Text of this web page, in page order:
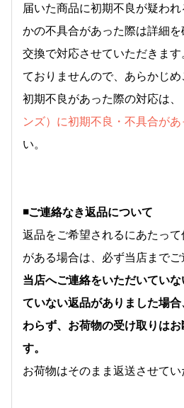
届いた商品に初期不良が疑わ
かの不具合があった際は詳細
交換で対応させていただきま
ておりませんので、あらかじめ
初期不良があった際の対応は、
ンズ）に初期不良・不具合があ
い。
◾️ご連絡なき返品について
返品をご希望されるにあたっ
がある場合は、必ず当店までご
当店へご連絡をいただいてい
ていない返品がありました場
わらず、お荷物の受け取りは
す。
お荷物はそのまま返送させてい